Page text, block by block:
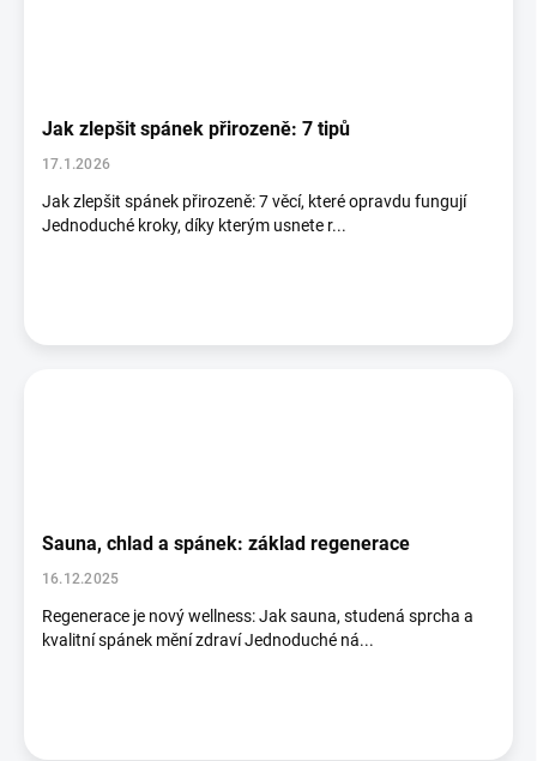
Jak zlepšit spánek přirozeně: 7 tipů
17.1.2026
Jak zlepšit spánek přirozeně: 7 věcí, které opravdu fungují
Jednoduché kroky, díky kterým usnete r...
Sauna, chlad a spánek: základ regenerace
16.12.2025
Regenerace je nový wellness: Jak sauna, studená sprcha a
kvalitní spánek mění zdraví Jednoduché ná...